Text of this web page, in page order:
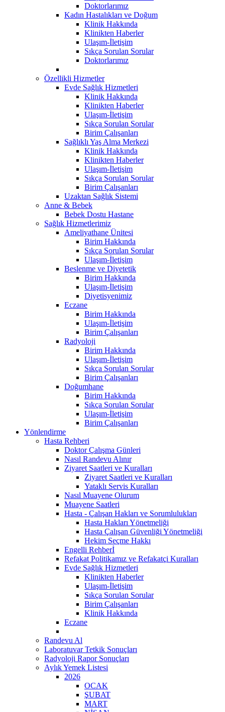
Doktorlarımız
Kadın Hastalıkları ve Doğum
Klinik Hakkında
Klinikten Haberler
Ulaşım-İletişim
Sıkça Sorulan Sorular
Doktorlarımız
Özellikli Hizmetler
Evde Sağlık Hizmetleri
Klinik Hakkında
Klinikten Haberler
Ulaşım-İletişim
Sıkça Sorulan Sorular
Birim Çalışanları
Sağlıklı Yaş Alma Merkezi
Klinik Hakkında
Klinikten Haberler
Ulaşım-İletişim
Sıkça Sorulan Sorular
Birim Çalışanları
Uzaktan Sağlık Sistemi
Anne & Bebek
Bebek Dostu Hastane
Sağlık Hizmetlerimiz
Ameliyathane Ünitesi
Birim Hakkında
Sıkça Sorulan Sorular
Ulaşım-İletişim
Beslenme ve Diyetetik
Birim Hakkında
Ulaşım-İletişim
Diyetisyenimiz
Eczane
Birim Hakkında
Ulaşım-İletişim
Birim Çalışanları
Radyoloji
Birim Hakkında
Ulaşım-İletişim
Sıkça Sorulan Sorular
Birim Çalışanları
Doğumhane
Birim Hakkında
Sıkça Sorulan Sorular
Ulaşım-İletişim
Birim Çalışanları
Yönlendirme
Hasta Rehberi
Doktor Çalışma Günleri
Nasıl Randevu Alınır
Ziyaret Saatleri ve Kuralları
Ziyaret Saatleri ve Kuralları
Yataklı Servis Kuralları
Nasıl Muayene Olurum
Muayene Saatleri
Hasta - Çalışan Hakları ve Sorumlulukları
Hasta Hakları Yönetmeliği
Hasta Çalışan Güvenliği Yönetmeliği
Hekim Seçme Hakkı
Engelli Rehberİ
Refakat Politikamız ve Refakatçi Kuralları
Evde Sağlık Hizmetleri
Klinikten Haberler
Ulaşım-İletişim
Sıkça Sorulan Sorular
Birim Çalışanları
Klinik Hakkında
Eczane
Randevu Al
Laboratuvar Tetkik Sonuçları
Radyoloji Rapor Sonuçları
Aylık Yemek Listesi
2026
OCAK
ŞUBAT
MART